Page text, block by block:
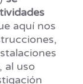
aquí nos
al uso